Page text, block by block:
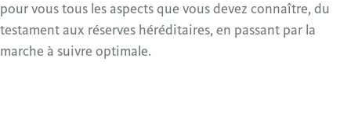
pour vous tous les aspects que vous devez connaître, du
testament aux réserves héréditaires, en passant par la
marche à suivre optimale.